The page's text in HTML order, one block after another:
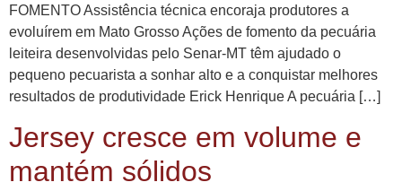
FOMENTO Assistência técnica encoraja produtores a
evoluírem em Mato Grosso Ações de fomento da pecuária
leiteira desenvolvidas pelo Senar-MT têm ajudado o
pequeno pecuarista a sonhar alto e a conquistar melhores
resultados de produtividade Erick Henrique A pecuária […]
Jersey cresce em volume e
mantém sólidos